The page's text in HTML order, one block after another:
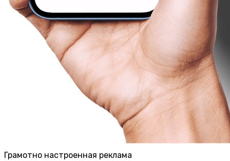
Грамотно настроенная реклама